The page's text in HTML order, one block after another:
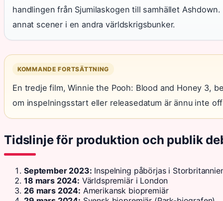
handlingen från Sjumilaskogen till samhället
annat scener i en andra världskrigsbunker.
KOMMANDE FORTSÄTTNING
En tredje film, Winnie the Pooh: Blood and Honey 3,
om inspelningsstart eller releasedatum är ännu inte
Tidslinje för produktion och publik
September 2023: Inspelning påbörjas i
18 mars 2024: Världspremiär i London
26 mars 2024: Amerikansk biopremiär